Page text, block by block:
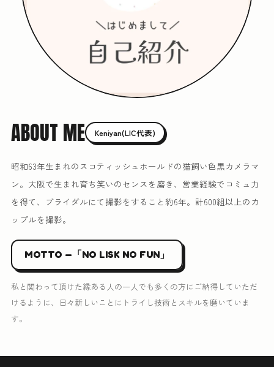
ABOUT ME Keniyan(LIC代表)
昭和63年生まれのスコティッシュホールドの猫飼い色黒カメラマ
ン。大阪で生まれ育ち笑いのセンスを磨き、営業経験でコミュ力
を得て、ブライダルにて撮影をすること約6年。計600組以上のカ
ップルを撮影。
MOTTO —「NO LISK NO FUN」
私と関わって頂けた縁ある人の一人でも多くの方にご納得していただ
けるように、日々新しいことにトライし技術とスキルを磨いていま
す。